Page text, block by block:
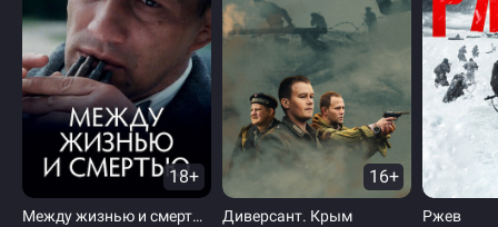
18+
Между жизнью и смертью
16+
Диверсант. Крым Ржев